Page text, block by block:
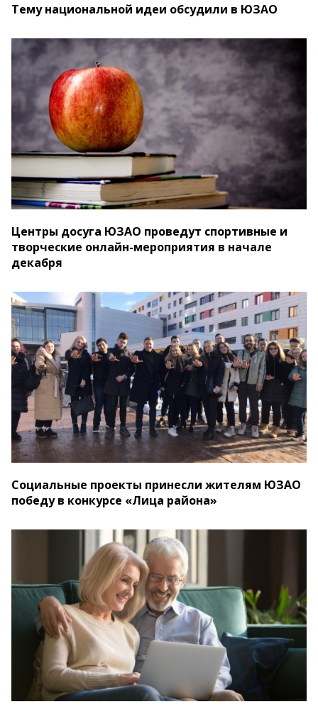
Тему национальной идеи обсудили в ЮЗАО
Центры досуга ЮЗАО проведут спортивные и
творческие онлайн-мероприятия в начале
декабря
Социальные проекты принесли жителям ЮЗАО
победу в конкурсе «Лица района»